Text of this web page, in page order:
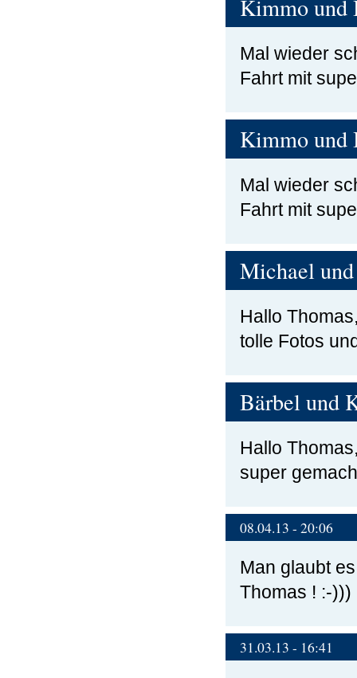
Kimmo
Mal wieder
Fahrt mit
Kimmo
Mal wieder
Fahrt mit
Michael
Hallo
tolle Fotos
Bärbel und
Hallo
super
08.04.13 - 20:06
Man glaubt
Thomas ! :-)))
31.03.13 - 16:41